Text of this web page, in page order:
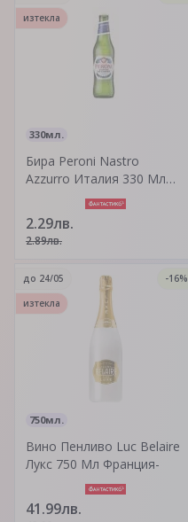
330мл.
Бира Peroni Nastro
Azzurro Италия 330 Мл
2.29лв.
2.89лв.
изтекла
750мл.
Вино Пенливо Luc Belaire
Лукс 750 Мл Франция-
41.99лв.
до 24/05
-16%
изтекла